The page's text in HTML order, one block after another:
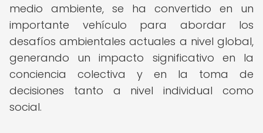
medio ambiente, se ha convertido en un
importante vehículo para abordar los
desafíos ambientales actuales a nivel global,
generando un impacto significativo en la
conciencia colectiva y en la toma de
decisiones tanto a nivel individual como
social.